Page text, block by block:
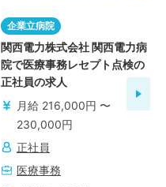
企業立病院
関西電力株式会社 関西電力病
院で医療事務レセプト点検の
正社員の求人
月給 216,000円 〜
230,000円
正社員
医療事務